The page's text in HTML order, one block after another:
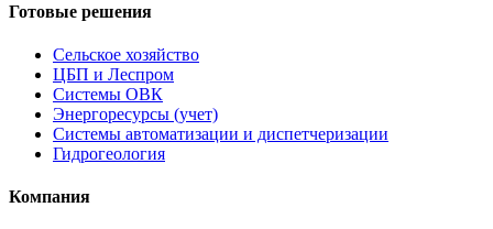
Готовые решения
Сельское хозяйство
ЦБП и Леспром
Системы ОВК
Энергоресурсы (учет)
Системы автоматизации и диспетчеризации
Гидрогеология
Компания